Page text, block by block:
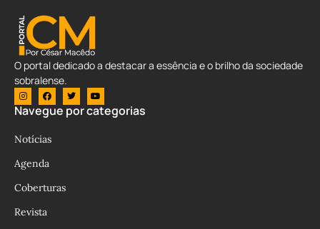
O portal dedicado a destacar a essência e o brilho da sociedade
sobralense.
Navegue por categorias
Notícias
Agenda
Coberturas
Revista